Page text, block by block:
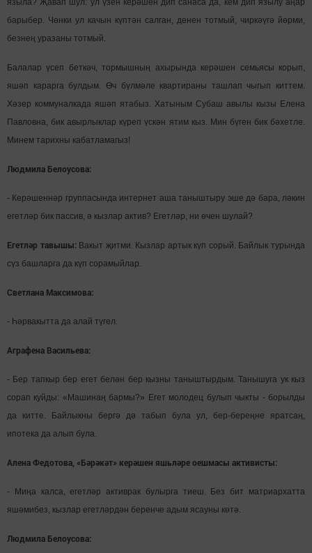
языла? Җавап шул: ул үзен керәшен дип санаса да, кем дип язылу аңар
барыбер. Чөнки ул качын күптән салган, денен тотмый, чиркәүгә йөрми,
безнең уразаны тотмый.
Балалар үсеп беткәч, тормышның ахырында керәшен семьясы корып,
яшәп карарга булдым. Өч бүлмәле квартираны ташлап чыгып киттем.
Хәзер коммуналкада яшәп ятабыз. Хатыным Субаш авылы кызы Елена
Павловна, бик авырлыклар күреп үскән ятим кыз. Мин бүген бик бәхетле.
Минем тарихны кабатламагыз!
Людмила Белоусова:
- Керәшеннәр группасында интернет аша таныштыру эше дә бара, ләкин
егетләр бик пассив, ә кызлар актив? Егетләр, ни өчен шулай?
Егетләр тавышы: Вакыт җитми. Кызлар артык күп сорый. Байлык турында
сүз башларга да күп сорамыйлар.
Светлана Максимова:
- Һәрвакытта да алай түгел.
Аграфена Васильева:
- Бер тапкыр бер егет белән бер кызны таныштырдым. Танышуга ук кыз
сорап куйды: «Машинаң бармы?» Егет молодец булып чыкты - борылды
да китте. Байлыкны бергә дә табып була ул, бер-береңне яратсаң,
ипотека да алып була.
Алена Федотова, «Бәрәкәт» керәшен яшьләре оешмасы активисты:
- Миңа калса, егетләр активрак булырга тиеш. Без бит матриархатта
яшәмибез, кызлар егетләрдән беренче адым ясауны көтә.
Людмила Белоусова: